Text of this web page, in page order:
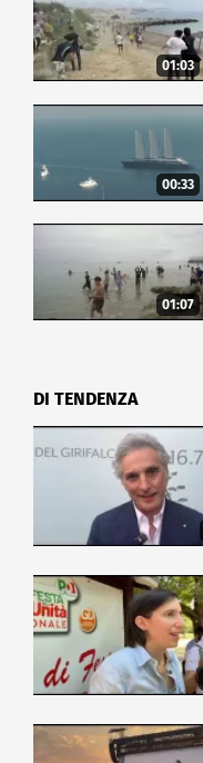
01:03
00:33
01:07
DI TENDENZA